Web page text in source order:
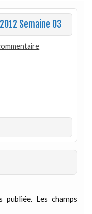
Semaine 03
publiée.
Les champs